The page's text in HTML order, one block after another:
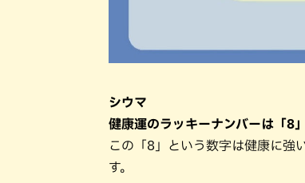
シウマ
健康運のラッキーナンバーは「8」
この「8」という数字は健康に強
す。